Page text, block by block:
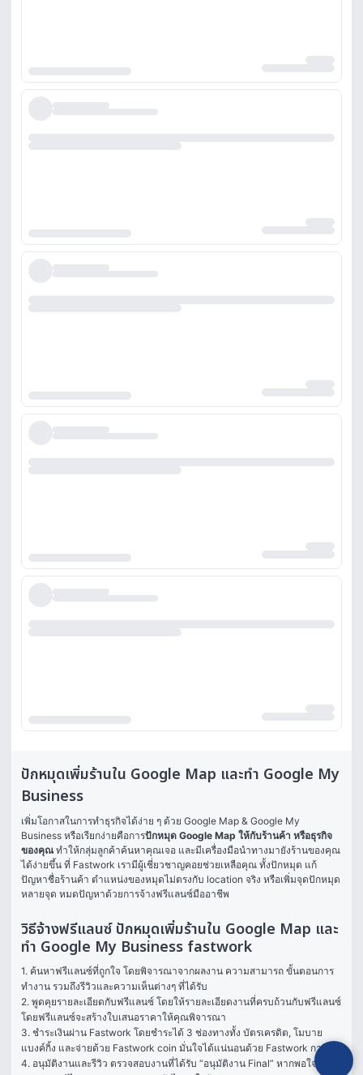
ปักหมุดเพิ่มร้านใน Google Map และทำ Google My
Business
เพิ่มโอกาสในการทำธุรกิจได้ง่าย ๆ ด้วย Google Map & Google My
Business หรือเรียกง่ายคือการปักหมุด Google Map ให้กับร้านค้า หรือธุรกิจ
ของคุณ ทำให้กลุ่มลูกค้าค้นหาคุณเจอ และมีเครื่องมือนำทางมายังร้านของคุณ
ได้ง่ายขึ้น ที่ Fastwork เรามีผู้เชี่ยวชาญคอยช่วยเหลือคุณ ทั้งปักหมุด แก้
ปัญหาชื่อร้านค้า ตำแหน่งของหมุดไม่ตรงกับ location จริง หรือเพิ่มจุดปักหมุด
หลายจุด หมดปัญหาด้วยการจ้างฟรีแลนซ์มืออาชีพ
วิธีจ้างฟรีแลนซ์ ปักหมุดเพิ่มร้านใน Google Map และ
ทำ Google My Business fastwork
1. ค้นหาฟรีแลนซ์ที่ถูกใจ โดยพิจารณาจากผลงาน ความสามารถ ขั้นตอนการ
ทำงาน รวมถึงรีวิวและความเห็นต่างๆ ที่ได้รับ
2. พูดคุยรายละเอียดกับฟรีแลนซ์ โดยให้รายละเอียดงานที่ครบถ้วนกับฟรีแลนซ์
โดยฟรีแลนซ์จะสร้างใบเสนอราคาให้คุณพิจารณา
3. ชำระเงินผ่าน Fastwork โดยชำระได้ 3 ช่องทางทั้ง บัตรเครดิต, โมบาย
แบงค์กิ้ง และจ่ายด้วย Fastwork coin มั่นใจได้แน่นอนด้วย Fastwork การันตี
4. อนุมัติงานและรีวิว ตรวจสอบงานที่ได้รับ “อนุมัติงาน Final” หากพอใจในผล